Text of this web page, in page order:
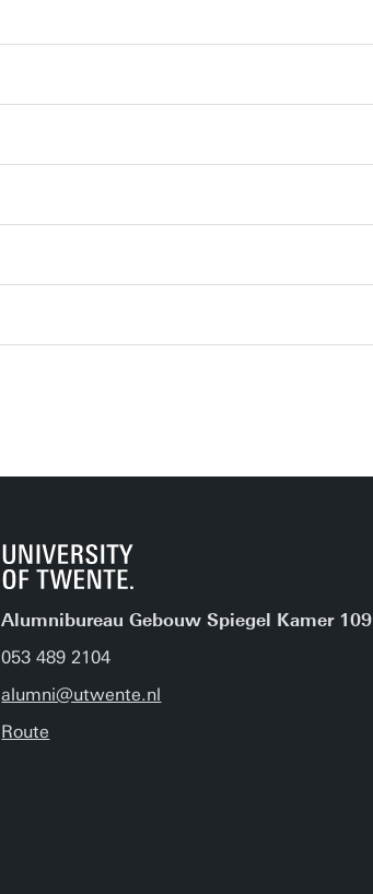
Alumnibureau Gebouw Spiegel Kamer 109
053 489 2104
alumni@utwente.nl
Route